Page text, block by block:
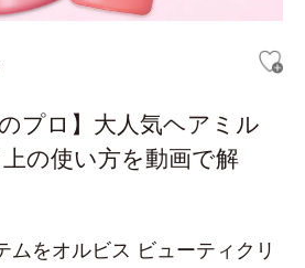
プロ】大人気ヘアミル
の使い方を動画で解
ムをオルビス ビューティクリ